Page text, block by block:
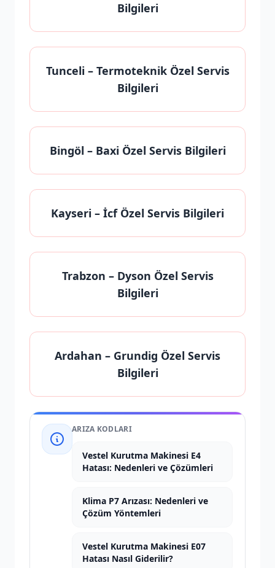
Bilgileri
Tunceli– Termoteknik Özel Servis
Bilgileri
Bingöl – Baxi Özel Servis Bilgileri
Kayseri – İcf Özel Servis Bilgileri
Trabzon – Dyson Özel Servis
Bilgileri
Ardahan – Grundig Özel Servis
Bilgileri
ARIZA KODLARI
Vestel Kurutma Makinesi E4
Hatası: Nedenleri ve Çözümleri
Klima P7 Arızası: Nedenleri ve
Çözüm Yöntemleri
Vestel Kurutma Makinesi E07
Hatası Nasıl Giderilir?